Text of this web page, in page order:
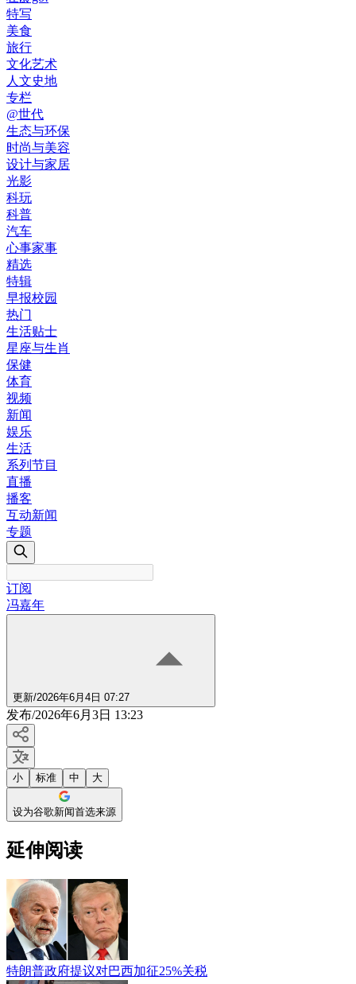
特写
美食
旅行
文化艺术
人文史地
专栏
@世代
生态与环保
时尚与美容
设计与家居
光影
科玩
科普
汽车
心事家事
精选
特辑
早报校园
热门
生活贴士
星座与生肖
保健
体育
视频
新闻
娱乐
生活
系列节目
直播
播客
互动新闻
专题
订阅
冯嘉年
更新/2026年6月4日 07:27
发布/2026年6月3日 13:23
小 标准 中 大
设为谷歌新闻首选来源
延伸阅读
特朗普政府提议对巴西加征25%关税